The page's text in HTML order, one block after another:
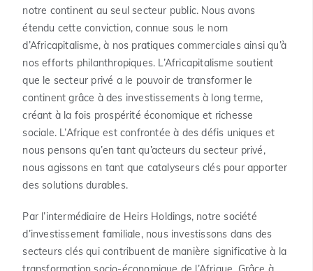
notre continent au seul secteur public. Nous avons
étendu cette conviction, connue sous le nom
d’Africapitalisme, à nos pratiques commerciales ainsi qu’à
nos efforts philanthropiques. L’Africapitalisme soutient
que le secteur privé a le pouvoir de transformer le
continent grâce à des investissements à long terme,
créant à la fois prospérité économique et richesse
sociale. L’Afrique est confrontée à des défis uniques et
nous pensons qu’en tant qu’acteurs du secteur privé,
nous agissons en tant que catalyseurs clés pour apporter
des solutions durables.
Par l’intermédiaire de Heirs Holdings, notre société
d’investissement familiale, nous investissons dans des
secteurs clés qui contribuent de manière significative à la